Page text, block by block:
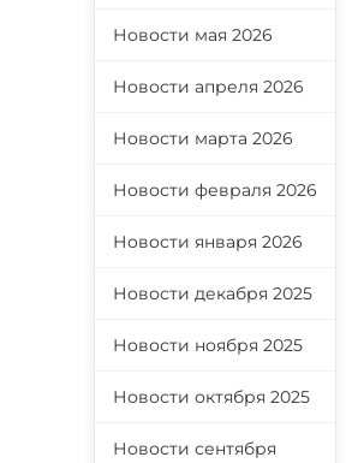
Новости мая 2026
Новости апреля 2026
Новости марта 2026
Новости февраля 2026
Новости января 2026
Новости декабря 2025
Новости ноября 2025
Новости октября 2025
Новости сентября